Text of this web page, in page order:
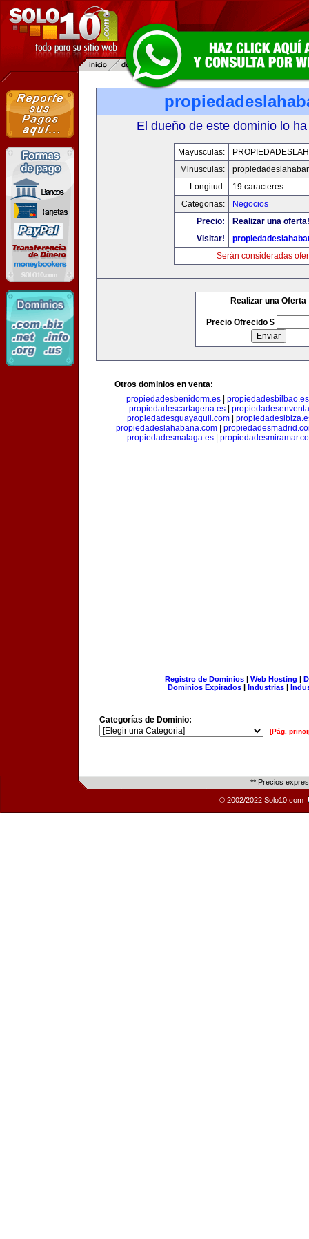
El dueño de este dominio lo
Mayusculas:
Minusculas:
Longitud:
19 caracteres
Categorias:
Negocios
Precio:
Realizar una oferta!
Visitar!
Serán consideradas
Realizar una Oferta
Precio Ofrecido $
Otros dominios en venta:
propiedadesbenidorm.es
propiedadesbilbao.es
propiedadescartagena.es|
propiedadesguayaquil.com
propiedadeslahabana.com|
propiedadesmalaga.es|
Registro de Dominios| Web Hosting |
Dominios Expirados | Industrias |
Categorías de Dominio:
[Pág.
** Precios
© 2002/2022 Solo10.com